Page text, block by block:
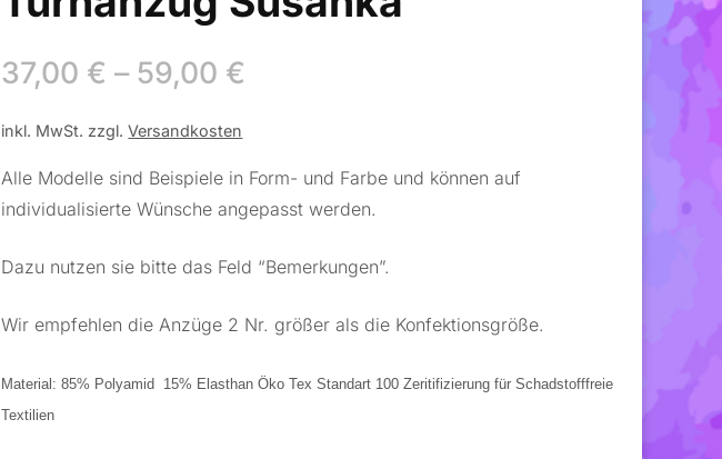
37,00 € – 59,00 €
inkl. MwSt. zzgl.Versandkosten
Alle Modelle sind Beispiele in Form- und Farbe und können auf
individualisierte Wünsche angepasst werden.
Dazu nutzen sie bitte das Feld “Bemerkungen”.
Wir empfehlen die Anzüge 2 Nr. größer als die Konfektionsgröße.
Material: 85% Polyamid 15% Elasthan Öko Tex Standart 100 Zeritifizierung für Schadstofffreie
Textilien